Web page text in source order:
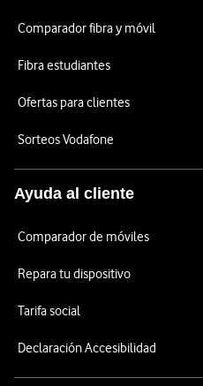
Comparador fibra y móvil
Fibra estudiantes
Ofertas para clientes
Sorteos Vodafone
Ayuda al cliente
Comparador de móviles
Repara tu dispositivo
Tarifa social
Declaración Accesibilidad